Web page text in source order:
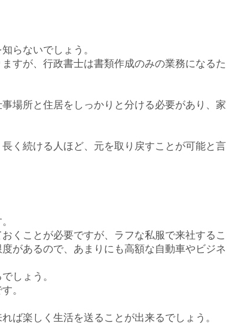
らないでしょう。
すが、行政書士は書類作成のみの業務になるた
場所と住居をしっかりと分ける必要があり、家
く続ける人ほど、元を取り戻すことが可能と言
くことが必要ですが、ラフな私服で来社するこ
があるので、あまりにも高額な自動車やビジネ
しょう。
。
ば楽しく生活を送ることが出来るでしょう。